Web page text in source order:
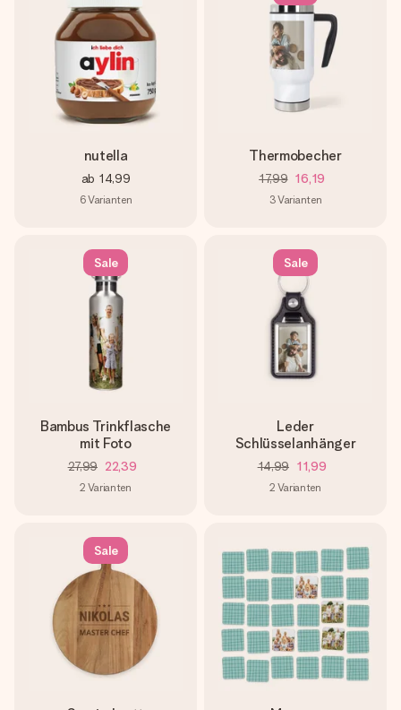
nutella
ab 14,99
6Varianten
Thermobecher
17,99 16,19
3Varianten
Sale
Bambus Trinkflasche
mit Foto
27,99 22,39
2 Varianten
Sale
Leder
Schlüsselanhänger
14,99 11,99
2 Varianten
Sale